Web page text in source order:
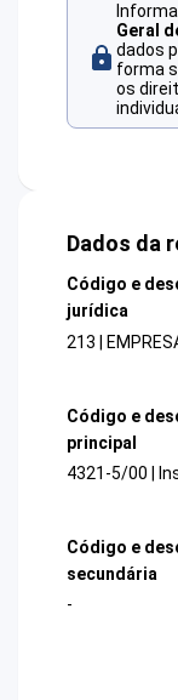
Geral
dados
forma
os
Dados da
Código e
jurídica
213 |
Código e
principal
4321-5/00 |
Código e
secundária
-